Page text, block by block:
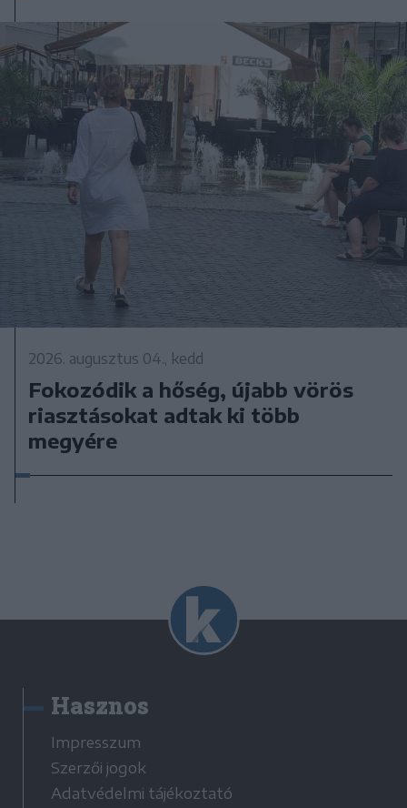
2026. augusztus 04., kedd
Fokozódik a hőség, újabb vörös
riasztásokat adtak ki több
megyére
Hasznos
Impresszum
Szerzői jogok
Adatvédelmi tájékoztató